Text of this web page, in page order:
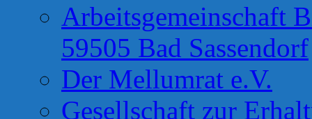
Arbeitsgemeinschaft
59505 Bad Sassendorf
Der Mellumrat e.V.
Gesellschaft zur